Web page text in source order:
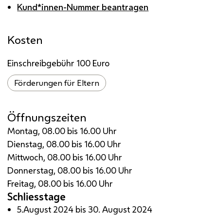
Kund*innen-Nummer beantragen
Kosten
Einschreibgebühr 100 Euro
Förderungen für Eltern
Öffnungszeiten
Montag, 08.00 bis 16.00 Uhr
Dienstag, 08.00 bis 16.00 Uhr
Mittwoch, 08.00 bis 16.00 Uhr
Donnerstag, 08.00 bis 16.00 Uhr
Freitag, 08.00 bis 16.00 Uhr
Schliesstage
5.August 2024 bis 30. August 2024